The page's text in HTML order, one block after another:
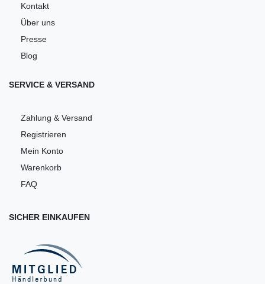
Kontakt
Über uns
Presse
Blog
SERVICE & VERSAND
Zahlung & Versand
Registrieren
Mein Konto
Warenkorb
FAQ
SICHER EINKAUFEN